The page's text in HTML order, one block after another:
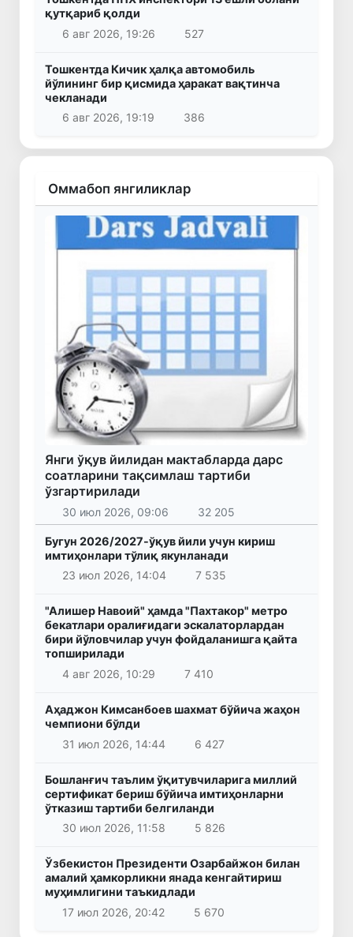
қутқариб қолди
6 авг 2026, 19:26
527
Тошкентда Кичик ҳалқа автомобиль
йўлининг бир қисмида ҳаракат вақтинча
чекланади
6 авг 2026, 19:19
386
Оммабоп янгиликлар
Янги ўқув йилидан мактабларда дарс
соатларини тақсимлаш тартиби
ўзгартирилади
30 июл 2026, 09:06 32 205
Бугун 2026/2027-ўқув йили учун кириш
имтиҳонлари тўлиқ якунланади
23 июл 2026, 14:04
7 535
"Алишер Навоий" ҳамда "Пахтакор" метро
бекатлари оралиғидаги эскалаторлардан
бири йўловчилар учун фойдаланишга қайта
топширилади
4 авг 2026, 10:29
7 410
Аҳаджон Кимсанбоев шахмат бўйича жаҳон
чемпиони бўлди
31 июл 2026, 14:44
6 427
Бошланғич таълим ўқитувчиларига миллий
сертификат бериш бўйича имтиҳонларни
ўтказиш тартиби белгиланди
30 июл 2026, 11:58
5 826
Ўзбекистон Президенти Озарбайжон билан
амалий ҳамкорликни янада кенгайтириш
муҳимлигини таъкидлади
17 июл 2026, 20:42
5 670